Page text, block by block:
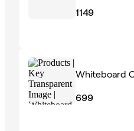
1149
Whiteboard
699